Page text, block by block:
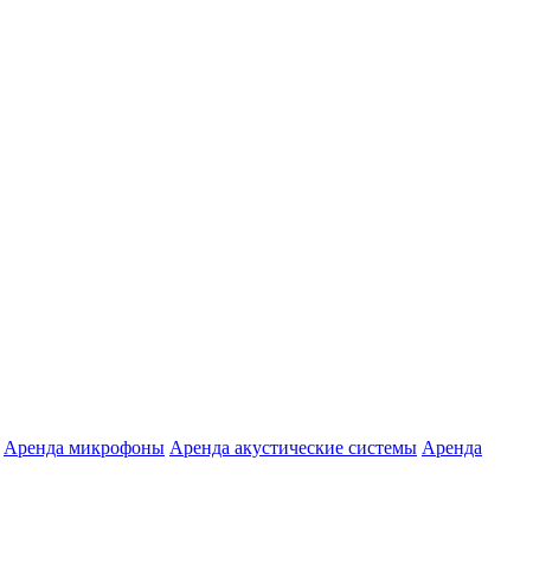
Аренда микрофоны Аренда акустические системы Аренда